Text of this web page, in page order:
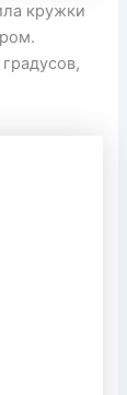
кружки